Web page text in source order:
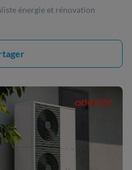
énergie et rénovation